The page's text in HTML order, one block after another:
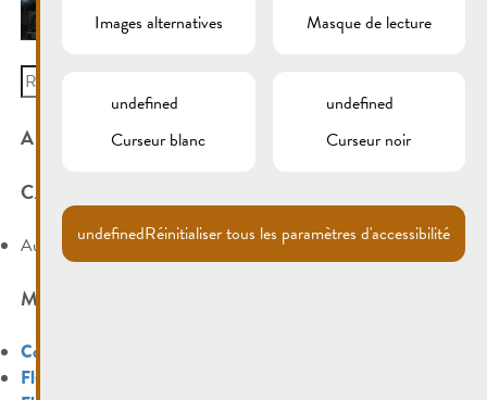
Search
for:
ARCHIVES
CATÉGORIES
Aucune catégorie
MÉTA
Connexion
Flux des publications
Images alternatives
Masque de lecture
undefined
Curseur blanc
undefined
Curseur noir
undefinedRéinitialiser tous les paramètres d'accessibilité